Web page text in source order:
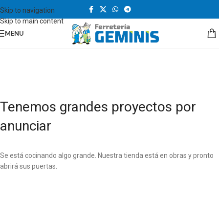
Skip to navigation
Skip to main content
MENU
Tenemos grandes proyectos por
anunciar
Se está cocinando algo grande. Nuestra tienda está en obras y pronto
abrirá sus puertas.